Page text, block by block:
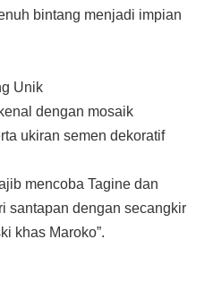
bintang menjadi impian
Unik
dengan mosaik
ukiran semen dekoratif
mencoba Tagine dan
santapan dengan secangkir
khas Maroko”.